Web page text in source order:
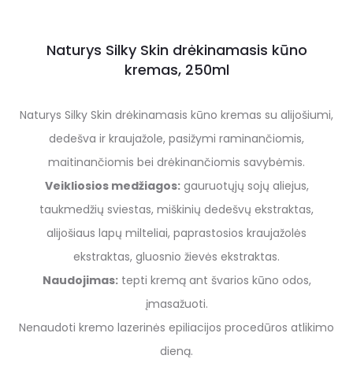
Naturys Silky Skin drėkinamasis kūno
kremas, 250ml
Naturys Silky Skin drėkinamasis kūno kremas su alijošiumi,
dedešva ir kraujažole, pasižymi raminančiomis,
maitinančiomis bei drėkinančiomis savybėmis.
Veikliosios medžiagos:gauruotųjų sojų aliejus,
taukmedžių sviestas, miškinių dedešvų ekstraktas,
alijošiaus lapų milteliai, paprastosios kraujažolės
ekstraktas, gluosnio žievės ekstraktas.
Naudojimas:tepti kremą ant švarios kūno odos,
įmasažuoti.
Nenaudoti kremo lazerinės epiliacijos procedūros atlikimo
dieną.